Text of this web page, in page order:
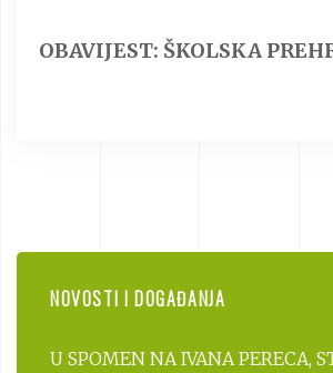
OBAVIJEST: ŠKOLSKA
NOVOSTI I DOGAĐANJA
U SPOMEN NA IVANA PERECA,